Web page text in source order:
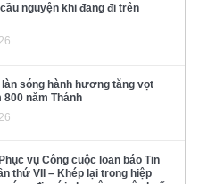
nguyện khi đang đi trên
sóng hành hương tăng vọt
năm Thánh
vụ Công cuộc loan báo Tin
thứ VII – Khép lại trong hiệp